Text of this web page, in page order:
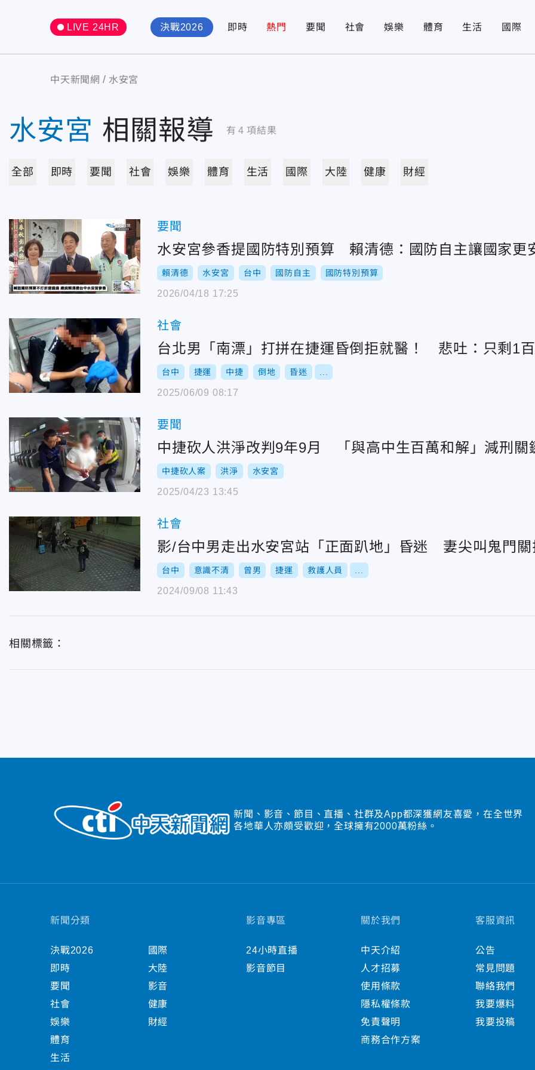
LIVE 24HR 決戰2026 即時 熱門 要聞 社會 娛樂 體育 生活 國際
中天新聞網 水安宮
水安宮 相關報導 有 4 項結果
全部 即時 要聞 社會 娛樂 體育 生活 國際 大陸 健康 財經
要聞
水安宮參香提國防特別預算 賴清德：國防自主讓國家更
賴清德 水安宮 台中 國防自主 國防特別預算
2026/04/18 17:25
社會
台北男「南漂」打拼在捷運昏倒拒就醫！ 悲吐：只剩1
台中 捷運 中捷 倒地 昏迷
2025/06/09 08:17
要聞
中捷砍人洪淨改判9年9月 「與高中生百萬和解」減刑關
中捷砍人案 洪淨 水安宮
2025/04/23 13:45
社會
影/台中男走出水安宮站「正面趴地」昏迷 妻尖叫鬼門關
台中 意識不清 曾男 捷運 救護人員
2024/09/08 11:43
相關標籤：
新聞、影音、節目、直播、社群及App都深獲網友喜愛，在全世界
各地華人亦頗受歡迎，全球擁有2000萬粉絲。
新聞分類
決戰2026
即時
要聞
社會
娛樂
體育
生活
國際
大陸
影音
健康
財經
影音專區
24小時直播
影音節目
關於我們
中天介紹
人才招募
使用條款
隱私權條款
免責聲明
商務合作方案
客服資訊
公告
常見問題
聯絡我們
我要爆料
我要投稿